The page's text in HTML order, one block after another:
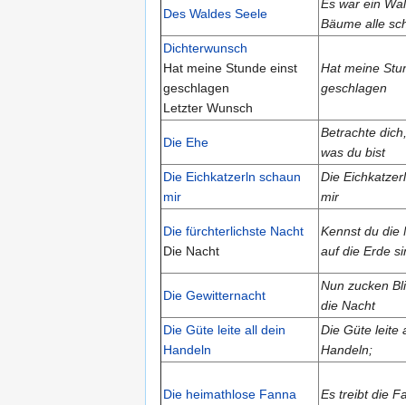
Des Waldes Seele
Es war ein
Bäume alle
Dichterwunsch
Hat meine Stunde einst
geschlagen
Letzter Wunsch
Hat meine
geschlagen
Die Ehe
Betrachte
was du bist
Die Eichkatzerln schaun
mir
Die
mir
Die fürchterlichste Nacht
Die Nacht
Kennst du die
auf die Erde
Die Gewitternacht
Nun zucken
die Nacht
Die Güte leite all dein
Handeln
Die Güte leite
Handeln;
Die heimathlose Fanna
Es treibt die